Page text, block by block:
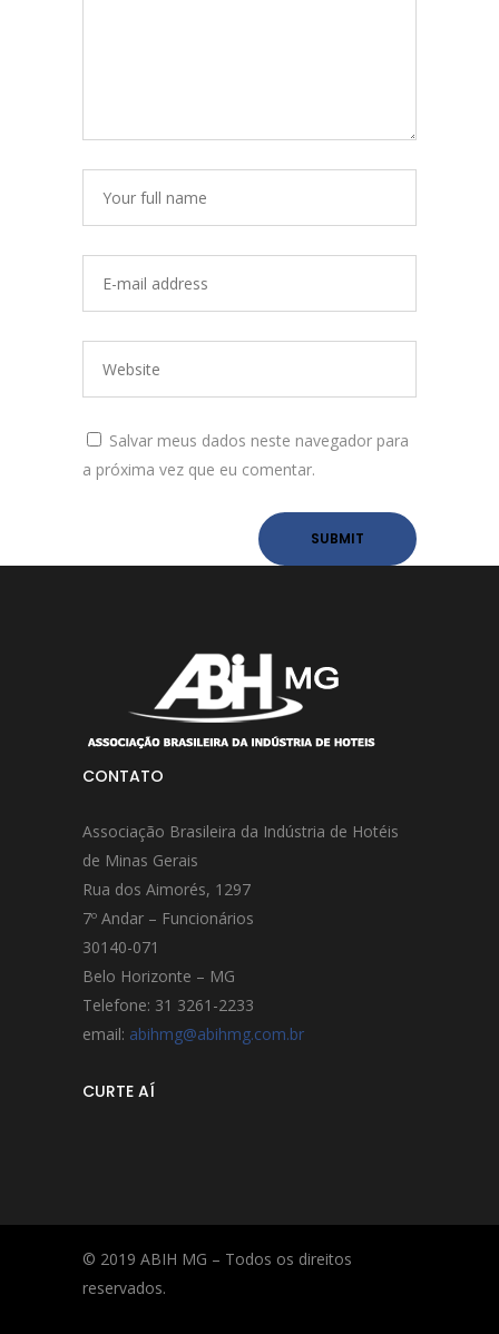
Salvar meus dados neste navegador para
a próxima vez que eu comentar.
CONTATO
Associação Brasileira da Indústria de Hotéis
de Minas Gerais
Rua dos Aimorés, 1297
7º Andar – Funcionários
30140-071
Belo Horizonte – MG
Telefone: 31 3261-2233
email: abihmg@abihmg.com.br
CURTE AÍ
© 2019 ABIH MG – Todos os direitos
reservados.